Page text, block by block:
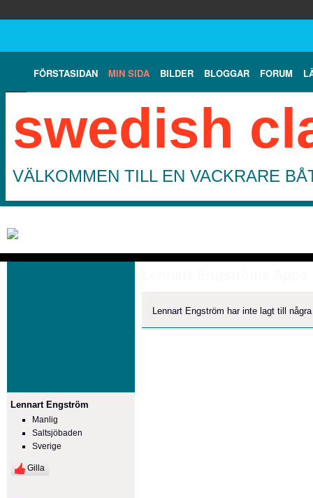
FÖRSTASIDAN MIN SIDA BILDER BLOGGAR FORUM
swedish
VÄLKOMMEN TILL EN VACKRARE
Lennart Engström
Manlig
Saltsjöbaden
Sverige
Gilla
Lennart Engström har inte lagt till